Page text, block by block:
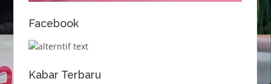
Facebook
Kabar Terbaru